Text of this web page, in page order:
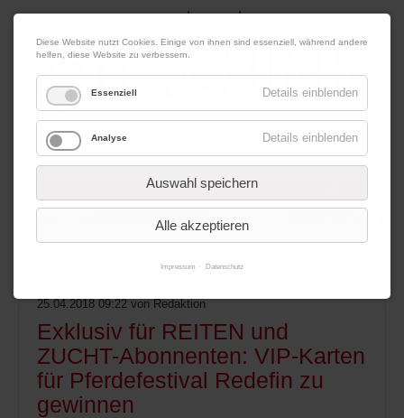
09. August 2026 Impressum|Kontakt|Datenschutz
Werbung
25.04.2018 09:22 von Redaktion
Exklusiv für REITEN und
ZUCHT-Abonnenten: VIP-Karten
für Pferdefestival Redefin zu
gewinnen
Diese Website nutzt Cookies. Einige von ihnen sind essenziell, während andere
helfen, diese Website zu verbessern.
Essenziell Details einblenden
Analyse Details einblenden
Auswahl speichern
Alle akzeptieren
Impressum Datenschutz